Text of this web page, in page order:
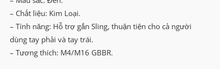
– Chất liệu: Kim Loại.
– Tính năng: Hỗ trợ gắn Sling, thuận tiện cho cả người
dùng tay phải và tay trái.
– Tương thích: M4/M16 GBBR.